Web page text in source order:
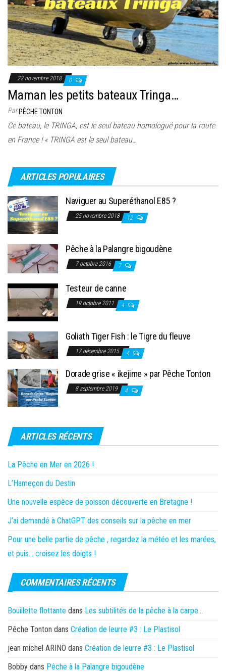
22 novembre 2018 0
Maman les petits bateaux Tringa…
ParPÊCHE TONTON
Ce bateau, le TRINGA, est le seul bateau homologué pour la route
en France ! « TRINGA est le seul bateau…
ARTICLES POPULAIRES
Naviguer au Superéthanol E85 ?
25 novembre 2018 12
Pêche à la Palangre bigoudène
7 octobre 2016 7
Testeur de canne
19 octobre 2011 4
Goliath Tiger Fish : le Tigre du fleuve
17 décembre 2015 4
Dorade grise « ikejime » par Pêche Tonton
8 septembre 2019 4
ARTICLES RÉCENTS
La Pêche en Mer en 2026 !
L’Hameçon du Destin
Une nouvelle espèce de poisson découverte en Bretagne !
J’ai demandé à ChatGPT des conseils sur la pêche en mer
Pour une belle partie de pêche , regardez la météo et les marées,
et puis… croisez les doigts !
COMMENTAIRES RÉCENTS
Bouillette flottante dans Les subtilités de la pêche à la carpe…
Pêche Tonton dans Création de leurre #3 : Le Plastisol
jean michel ARINO dans Création de leurre #3 : Le Plastisol
Bobby dans Pêche à la Palangre bigoudène